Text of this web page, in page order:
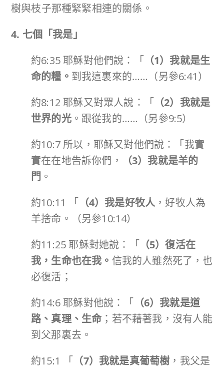
樹與枝子那種緊緊相連的關係。
4. 七個「我是」
約6:35 耶穌對他們說：「（1）我就是生
命的糧。 到我這裏來的……（另參6:41）
約8:12 耶穌又對眾人說：「 （2）我就是
世界的光。跟從我的……（另參9:5）
約10:7 所以，耶穌又對他們說：「我實
實在在地告訴你們，
（3）我就是羊的
門 。
約10:11 「 （4）我是好牧人，好牧人為
羊捨命。（另參10:14）
約11:25 耶穌對她說：「（5）復活在
我，生命也在我。 信我的人雖然死了，也
必復活；
約14:6 耶穌對他說：「 （6）我就是道
路、真理、生命；若不藉著我，沒有人能
到父那裏去。
約15:1 「 （7）我就是真葡萄樹 ，我父是